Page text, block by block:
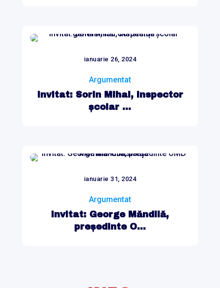
ianuarie 26, 2024
Argumentat
Invitat: Sorin Mihai, inspector
școlar ...
ianuarie 31, 2024
Argumentat
Invitat: George Măndilă,
președinte O...